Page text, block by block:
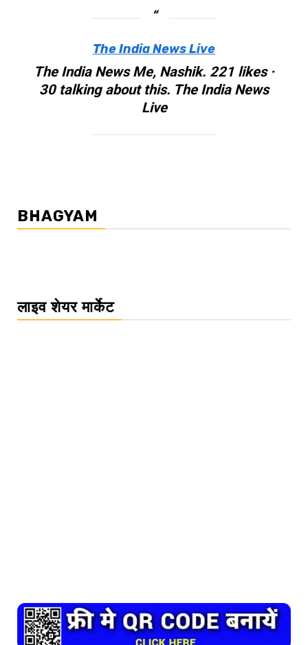
The India News Live
The India News Me, Nashik. 221 likes ·
30 talking about this. The India News
Live
BHAGYAM
लाइव शेयर मार्केट